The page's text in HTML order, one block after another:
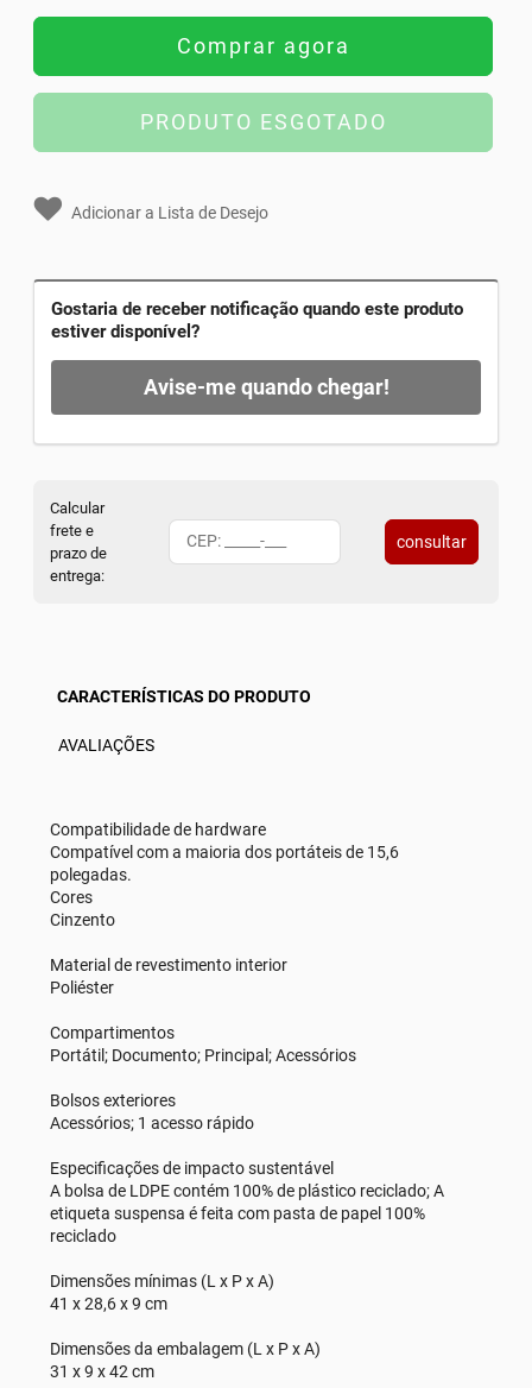
Comprar agora
PRODUTO ESGOTADO
Adicionar a Lista de Desejo
Gostaria de receber notificação quando este produto
estiver disponível?
Avise-me quando chegar!
Calcular
frete e
prazo de
entrega:
consultar
CARACTERÍSTICAS DO PRODUTO
AVALIAÇÕES
Compatibilidade de hardware
Compatível com a maioria dos portáteis de 15,6
polegadas.
Cores
Cinzento
Material de revestimento interior
Poliéster
Compartimentos
Portátil; Documento; Principal; Acessórios
Bolsos exteriores
Acessórios; 1 acesso rápido
Especificações de impacto sustentável
A bolsa de LDPE contém 100% de plástico reciclado; A
etiqueta suspensa é feita com pasta de papel 100%
reciclado
Dimensões mínimas (L x P x A)
41 x 28,6 x 9 cm
Dimensões da embalagem (L x P x A)
31 x 9 x 42 cm